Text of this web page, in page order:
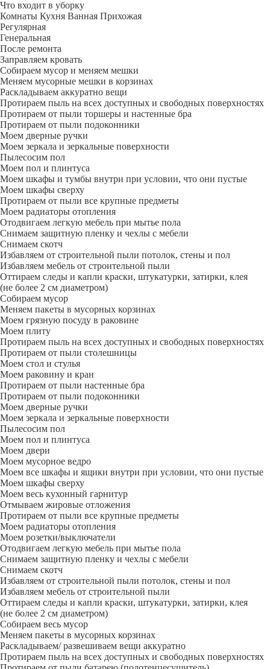
Что входит в уборку
Регу­лярная
Гене­ральная
После ремонта
Заправляем кровать
Собираем мусор и меняем мешки
Меняем мусорные мешки в корзинах
Раскладываем аккуратно вещи
Протираем пыль на всех доступных и свободных поверхностях
Протираем от пыли торшеры и настенные бра
Протираем от пыли подоконники
Моем дверные ручки
Моем зеркала и зеркальные поверхности
Пылесосим пол
Моем пол и плинтуса
Моем шкафы и тумбы внутри при условии, что они пустые
Моем шкафы сверху
Протираем от пыли все крупные предметы
Моем радиаторы отопления
Отодвигаем легкую мебель при мытье пола
Снимаем защитную пленку и чехлы с мебели
Снимаем скотч
Избавляем от строительной пыли потолок, стены и пол
Избавляем мебель от строительной пыли
Оттираем следы и капли краски, штукатурки, затирки, клея
(не более 2 см диаметром)
Собираем мусор
Меняем пакеты в мусорных корзинах
Моем грязную посуду в раковине
Моем плиту
Протираем пыль на всех доступных и свободных поверхностях
Протираем от пыли столешницы
Моем стол и стулья
Моем раковину и кран
Протираем от пыли настенные бра
Протираем от пыли подоконники
Моем дверные ручки
Моем зеркала и зеркальные поверхности
Пылесосим пол
Моем пол и плинтуса
Моем двери
Моем мусорное ведро
Моем все шкафы и ящики внутри при условии, что они пустые
Моем шкафы сверху
Моем весь кухонный гарнитур
Отмываем жировые отложения
Протираем от пыли все крупные предметы
Моем радиаторы отопления
Моем розетки/выключатели
Отодвигаем легкую мебель при мытье пола
Снимаем защитную пленку и чехлы с мебели
Снимаем скотч
Избавляем от строительной пыли потолок, стены и пол
Избавляем мебель от строительной пыли
Оттираем следы и капли краски, штукатурки, затирки, клея
(не более 2 см диаметром)
Собираем весь мусор
Меняем пакеты в мусорных корзинах
Раскладываем/ развешиваем вещи аккуратно
Протираем пыль на всех доступных и свободных поверхностях